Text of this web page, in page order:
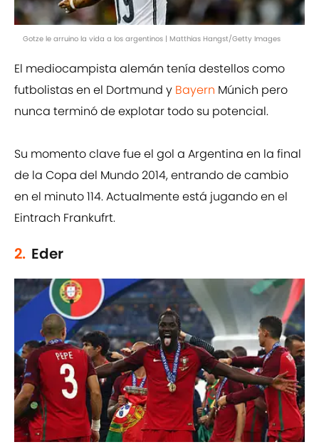
Gotze le arruino la vida a los argentinos | Matthias Hangst/Getty Images
El mediocampista alemán tenía destellos como
futbolistas en el Dortmund y Bayern Múnich pero
nunca terminó de explotar todo su potencial.
Su momento clave fue el gol a Argentina en la final
de la Copa del Mundo 2014, entrando de cambio
en el minuto 114. Actualmente está jugando en el
Eintrach Frankufrt.
2. Eder